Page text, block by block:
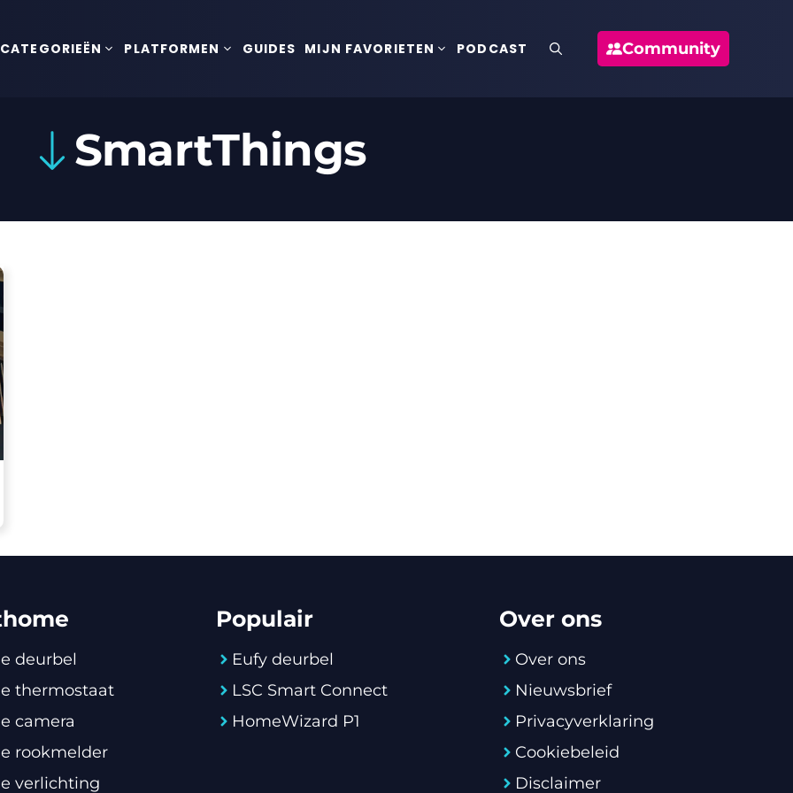
CATEGORIEËN PLATFORMEN GUIDES MIJN FAVORIETEN PODCAST Community
SmartThings
deurbel
thermostaat
camera
rookmelder
verlichting
Populair
Eufy deurbel
LSC Smart Connect
HomeWizard P1
Over ons
Over ons
Nieuwsbrief
Privacyverklaring
Cookiebeleid
Disclaimer